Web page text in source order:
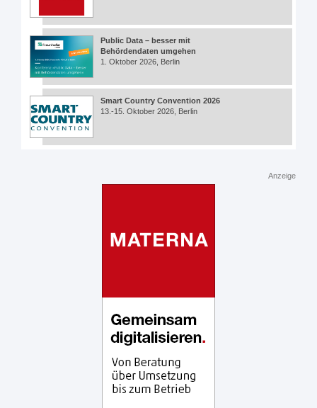
Public Data – besser mit
Behördendaten umgehen
1. Oktober 2026, Berlin
Smart Country Convention 2026
13.-15. Oktober 2026, Berlin
Anzeige